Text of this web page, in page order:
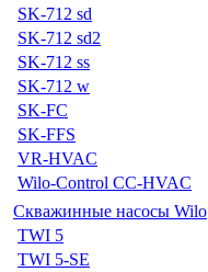
SK-712 sd
SK-712 sd2
SK-712 ss
SK-712 w
SK-FC
SK-FFS
VR-HVAC
Wilo-Control CC-HVAC
Скважинные насосы Wilo
TWI 5
TWI 5-SE